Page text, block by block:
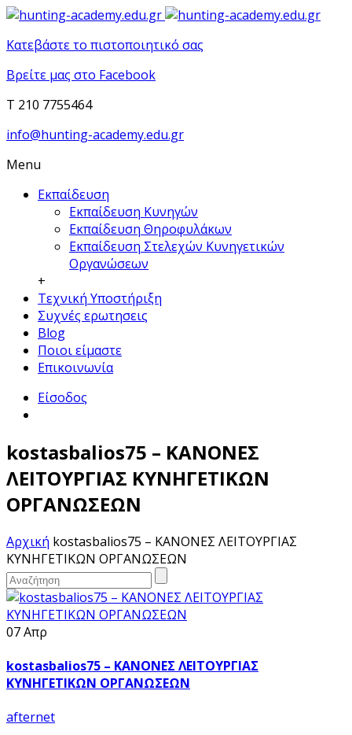
Κατεβάστε το πιστοποιητικό σας
Βρείτε μας στο Facebook
T 210 7755464
info@hunting-academy.edu.gr
Menu
Εκπαίδευση
Εκπαίδευση Κυνηγών
Εκπαίδευση Θηροφυλάκων
Εκπαίδευση Στελεχών Κυνηγετικών
Οργανώσεων
+
Τεχνική Υποστήριξη
Συχνές ερωτησεις
Blog
Ποιοι είμαστε
Επικοινωνία
Είσοδος
kostasbalios75 – ΚΑΝΟΝΕΣ
ΛΕΙΤΟΥΡΓΙΑΣ ΚΥΝΗΓΕΤΙΚΩΝ
ΟΡΓΑΝΩΣΕΩΝ
Αρχική kostasbalios75 – ΚΑΝΟΝΕΣ ΛΕΙΤΟΥΡΓΙΑΣ
ΚΥΝΗΓΕΤΙΚΩΝ ΟΡΓΑΝΩΣΕΩΝ
07 Απρ
kostasbalios75 – ΚΑΝΟΝΕΣ ΛΕΙΤΟΥΡΓΙΑΣ
ΚΥΝΗΓΕΤΙΚΩΝ ΟΡΓΑΝΩΣΕΩΝ
afternet